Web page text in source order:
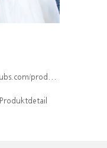
isin/DE000WA56A39
Produktdetail